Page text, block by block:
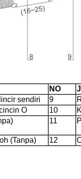
NO
sendiri 9
O 10
11
(Tanpa) 12